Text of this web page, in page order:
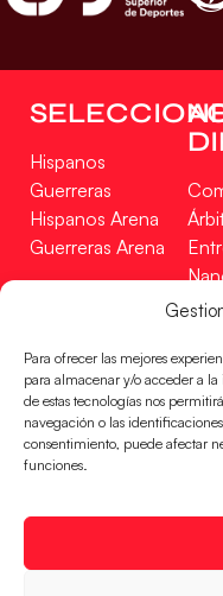
Para ofrecer las mejores
para almacenar y/o acceder a
de estas tecnologías nos
navegación o las
consentimiento, puede afectar
funciones.
Hispanos
Guerreras
Hispanos Arena
Guerreras Arena
Incidencias
CONTACTO
RFEBM © 2024.